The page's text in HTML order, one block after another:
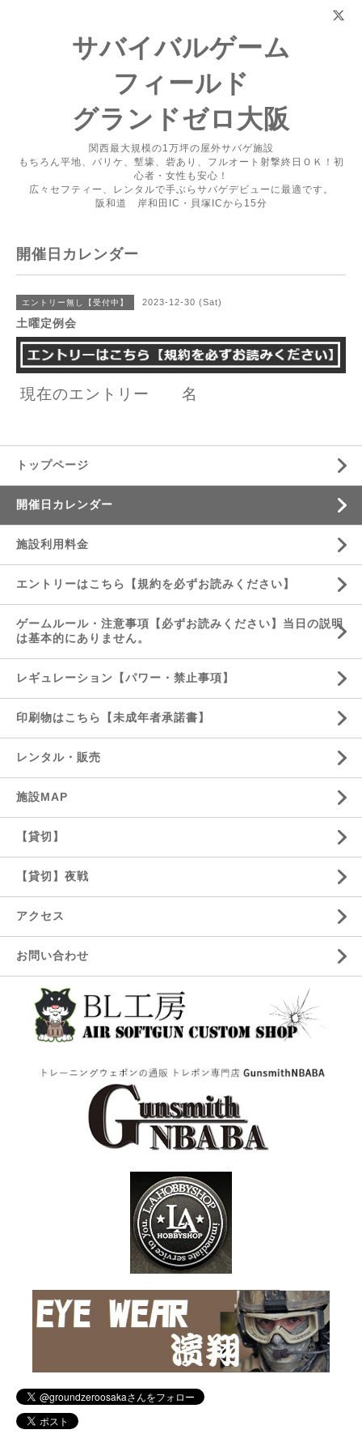
サバイバルゲーム
フィールド
グランドゼロ大阪
関西最大規模の1万坪の屋外サバゲ施設
もちろん平地、バリケ、塹壕、砦あり、フルオート射撃終日ＯＫ！初
心者・女性も安心！
広々セフティー、レンタルで手ぶらサバゲデビューに最適です。
阪和道 岸和田IC・貝塚ICから15分
開催日カレンダー
エントリー無し【受付中】 2023-12-30 (Sat)
土曜定例会
現在のエントリー 名
トップページ
開催日カレンダー
施設利用料金
エントリーはこちら【規約を必ずお読みください】
ゲームルール・注意事項【必ずお読みください】当日の説明
は基本的にありません。
レギュレーション【パワー・禁止事項】
印刷物はこちら【未成年者承諾書】
レンタル・販売
施設MAP
【貸切】
【貸切】夜戦
アクセス
お問い合わせ